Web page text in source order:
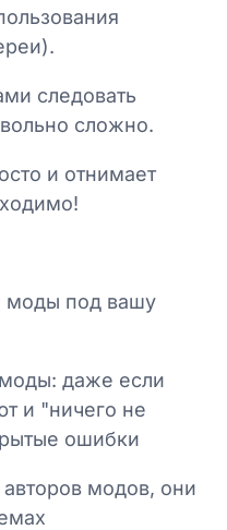
следовать
сложно.
и отнимает
моды под вашу
даже если
и "ничего не
ошибки
модов, они